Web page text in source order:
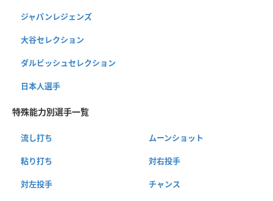
ジャパンレジェンズ
大谷セレクション
ダルビッシュセレクション
日本人選手
特殊能力別選手一覧
流し打ち ムーンショット
粘り打ち 対右投手
対左投手 チャンス